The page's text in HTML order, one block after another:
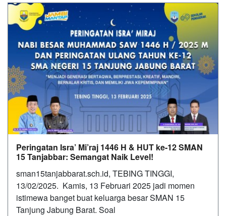
Peringatan Isra’ Mi’raj 1446 H & HUT ke-12 SMAN
15 Tanjabbar: Semangat Naik Level!
sman15tanjabbarat.sch.id, TEBING TINGGI,
13/02/2025. Kamis, 13 Februari 2025 jadi momen
istimewa banget buat keluarga besar SMAN 15
Tanjung Jabung Barat. Soal